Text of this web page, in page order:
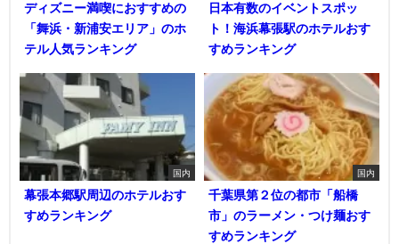
ディズニー満喫におすすめの
「舞浜・新浦安エリア」のホ
テル人気ランキング
日本有数のイベントスポッ
ト！海浜幕張駅のホテルおす
すめランキング
国内
幕張本郷駅周辺のホテルおす
すめランキング
国内
千葉県第２位の都市「船橋
市」のラーメン・つけ麺おす
すめランキング